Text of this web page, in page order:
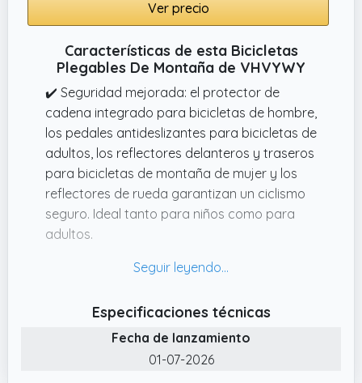
Ver precio
Características de esta Bicicletas
Plegables De Montaña de VHVYWY
✔️ Seguridad mejorada: el protector de
cadena integrado para bicicletas de hombre,
los pedales antideslizantes para bicicletas de
adultos, los reflectores delanteros y traseros
para bicicletas de montaña de mujer y los
reflectores de rueda garantizan un ciclismo
seguro. Ideal tanto para niños como para
adultos.
ergonómico y las empuñaduras ajustables
diferentes alturas, ofreciendo una postura
cómoda. Las empuñaduras de goma
antideslizantes mejoran el control y la
Especificaciones técnicas
Fecha de lanzamiento
01-07-2026